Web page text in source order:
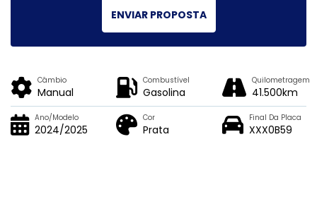
ENVIAR PROPOSTA
Câmbio
Manual
Combustível
Gasolina
Quilometragem
41.500km
Ano/Modelo
2024/2025
Cor
Prata
Final Da Placa
XXX0B59